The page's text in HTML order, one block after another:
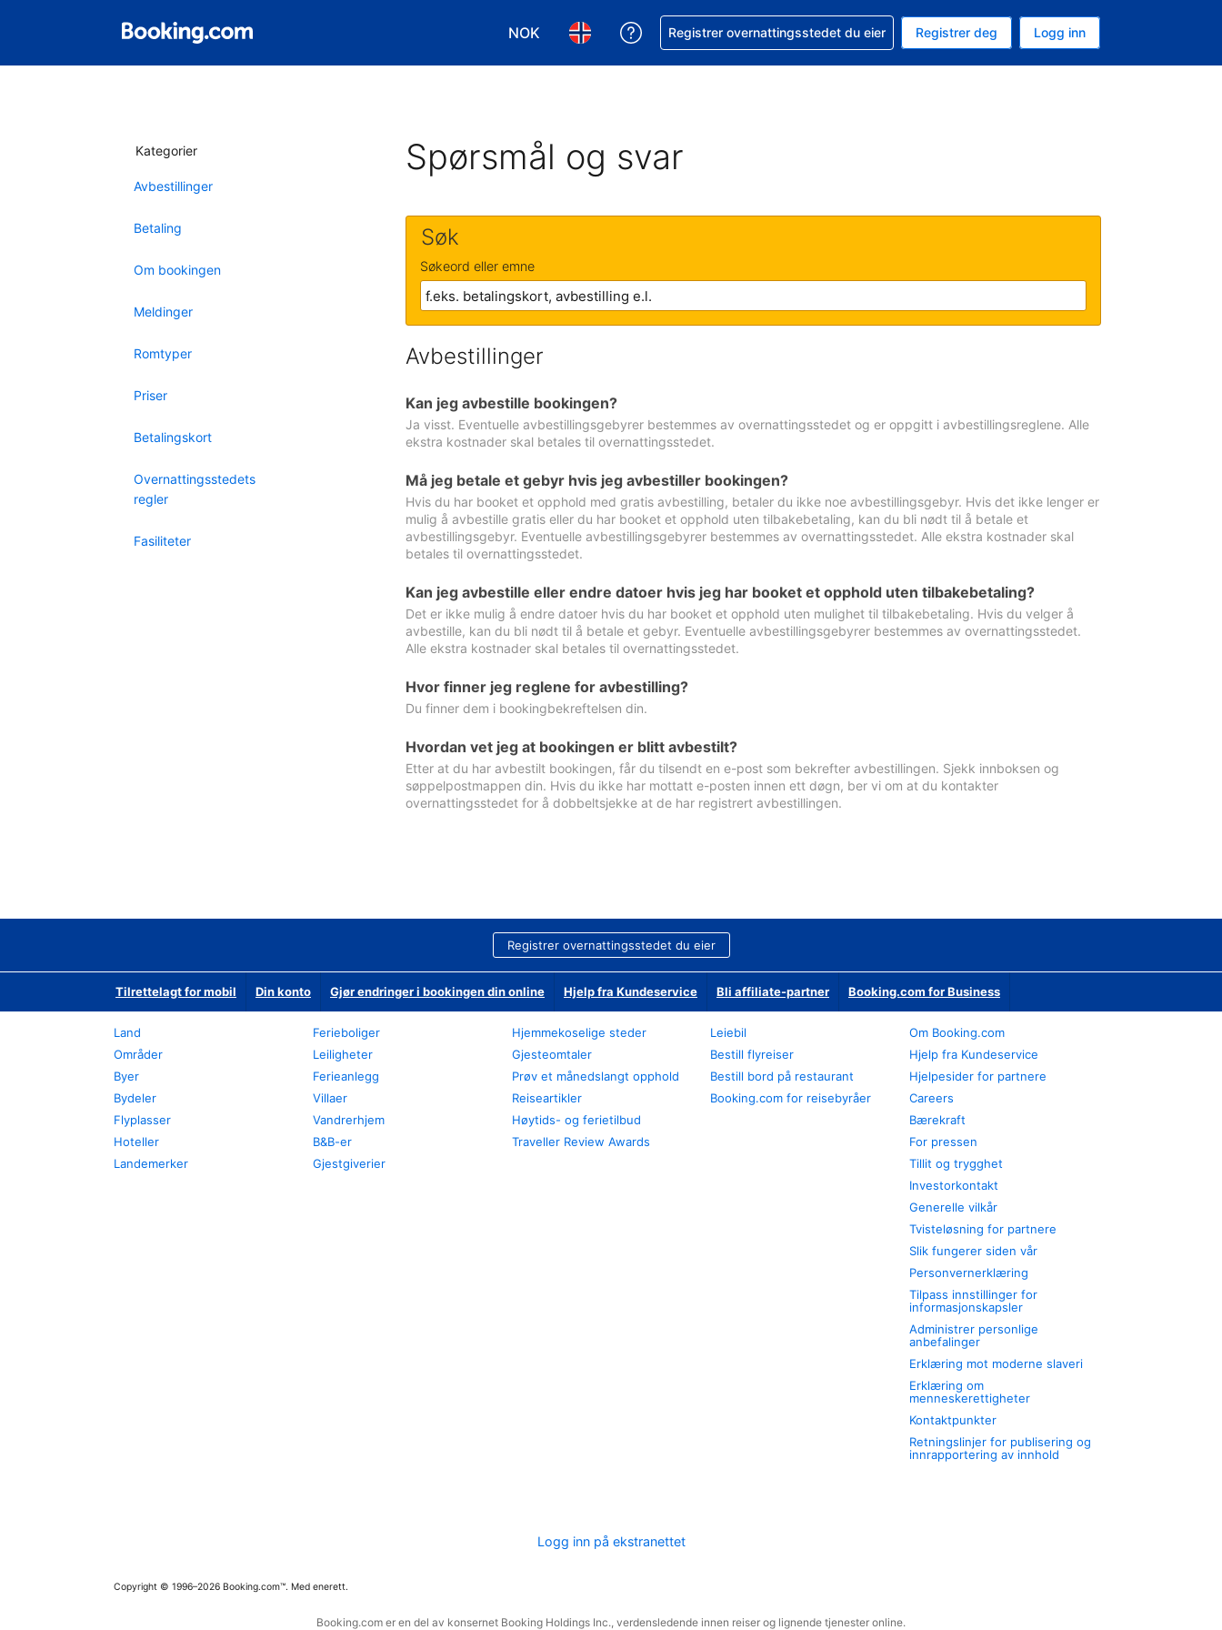
NOK
Velg valuta. Du har valgt Norsk krone som valuta
Velg språk. Du har valgt Norsk som språk
Få hjelp med bookingen din
Registrer overnattingsstedet du eier Registrer deg Logg inn
Kategorier
Avbestillinger
Betaling
Om bookingen
Meldinger
Romtyper
Priser
Betalingskort
Overnattingsstedets
regler
Fasiliteter
Spørsmål og svar
Søk
Søkeord eller emne
Avbestillinger
Kan jeg avbestille bookingen?
Ja visst. Eventuelle avbestillingsgebyrer bestemmes av overnattingsstedet og er oppgitt i avbestillingsreglene. Alle
ekstra kostnader skal betales til overnattingsstedet.
Må jeg betale et gebyr hvis jeg avbestiller bookingen?
Hvis du har booket et opphold med gratis avbestilling, betaler du ikke noe avbestillingsgebyr. Hvis det ikke lenger er
mulig å avbestille gratis eller du har booket et opphold uten tilbakebetaling, kan du bli nødt til å betale et
avbestillingsgebyr. Eventuelle avbestillingsgebyrer bestemmes av overnattingsstedet. Alle ekstra kostnader skal
betales til overnattingsstedet.
Kan jeg avbestille eller endre datoer hvis jeg har booket et opphold uten tilbakebetaling?
Det er ikke mulig å endre datoer hvis du har booket et opphold uten mulighet til tilbakebetaling. Hvis du velger å
avbestille, kan du bli nødt til å betale et gebyr. Eventuelle avbestillingsgebyrer bestemmes av overnattingsstedet.
Alle ekstra kostnader skal betales til overnattingsstedet.
Hvor finner jeg reglene for avbestilling?
Du finner dem i bookingbekreftelsen din.
Hvordan vet jeg at bookingen er blitt avbestilt?
Etter at du har avbestilt bookingen, får du tilsendt en e-post som bekrefter avbestillingen. Sjekk innboksen og
søppelpostmappen din. Hvis du ikke har mottatt e-posten innen ett døgn, ber vi om at du kontakter
overnattingsstedet for å dobbeltsjekke at de har registrert avbestillingen.
Registrer overnattingsstedet du eier
Tilrettelagt for mobil Din konto Gjør endringer i bookingen din online Hjelp fra Kundeservice Bli affiliate-partner Booking.com for Business
Land
Områder
Byer
Bydeler
Flyplasser
Hoteller
Landemerker
Ferieboliger
Leiligheter
Ferieanlegg
Villaer
Vandrerhjem
B&B-er
Gjestgiverier
Hjemmekoselige steder
Gjesteomtaler
Prøv et månedslangt opphold
Reiseartikler
Høytids- og ferietilbud
Traveller Review Awards
Leiebil
Bestill flyreiser
Bestill bord på restaurant
Booking.com for reisebyråer
Om Booking.com
Hjelp fra Kundeservice
Hjelpesider for partnere
Careers
Bærekraft
For pressen
Tillit og trygghet
Investorkontakt
Generelle vilkår
Tvisteløsning for partnere
Slik fungerer siden vår
Personvernerklæring
Tilpass innstillinger for
informasjonskapsler
Administrer personlige
anbefalinger
Erklæring mot moderne slaveri
Erklæring om
menneskerettigheter
Kontaktpunkter
Retningslinjer for publisering og
innrapportering av innhold
Logg inn på ekstranettet
Copyright © 1996–2026 Booking.com™. Med enerett.
Booking.com er en del av konsernet Booking Holdings Inc., verdensledende innen reiser og lignende tjenester online.